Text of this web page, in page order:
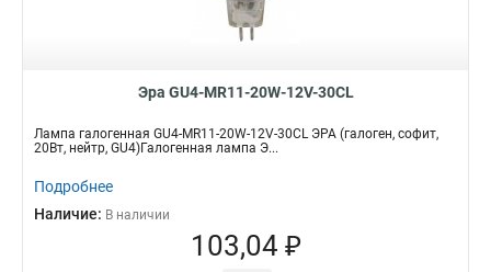
Эра GU4-MR11-20W-12V-30CL
Лампа галогенная GU4-MR11-20W-12V-30CL ЭРА (галоген, софит,
20Вт, нейтр, GU4)Галогенная лампа Э...
Подробнее
Наличие: В наличии
103,04 ₽